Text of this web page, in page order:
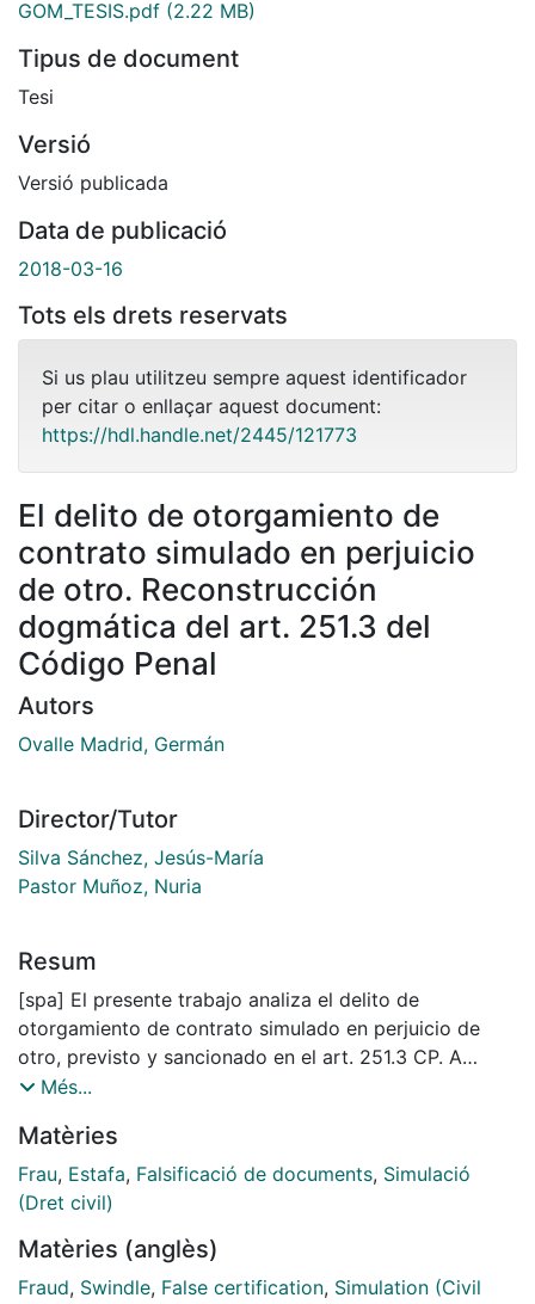
GOM_TESIS.pdf (2.22 MB)
Tipus de document
Tesi
Versió
Versió publicada
Data de publicació
2018-03-16
Tots els drets reservats
Si us plau utilitzeu sempre aquest identificador
per citar o enllaçar aquest document:
https://hdl.handle.net/2445/121773
El delito de otorgamiento de
contrato simulado en perjuicio
de otro. Reconstrucción
dogmática del art. 251.3 del
Código Penal
Autors
Ovalle Madrid, Germán
Director/Tutor
Silva Sánchez, Jesús-María
Pastor Muñoz, Nuria
Resum
[spa] El presente trabajo analiza el delito de
otorgamiento de contrato simulado en perjuicio de
otro, previsto y sancionado en el art. 251.3 CP. A
causa de la dispersión de tendencias doctrinarias y
actualidad, se indaga el concepto de contrato
simulado, asumiendo que su contenido y significado
se deba tomar del derecho civil, es decir, como una
origen, formas que adopta y consecuencias jurídicas
de la simulación en derecho privado, sus más
Més...
Matèries
Frau, Estafa, Falsificació de documents, Simulació
(Dret civil)
Matèries (anglès)
Fraud, Swindle, False certification, Simulation (Civil